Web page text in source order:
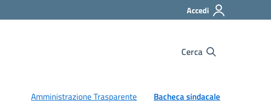
Accedi
Cerca
Amministrazione Trasparente Bacheca sindacale